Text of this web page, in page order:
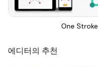
One Stroke
에디터의 추천